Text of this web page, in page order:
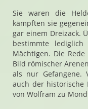
Sie waren die
kämpften sie
gar einem Dreizack.
bestimmte
Mächtigen. Die
Bild römischer
als nur Gefangene.
auch der historische
von Wolfram zu